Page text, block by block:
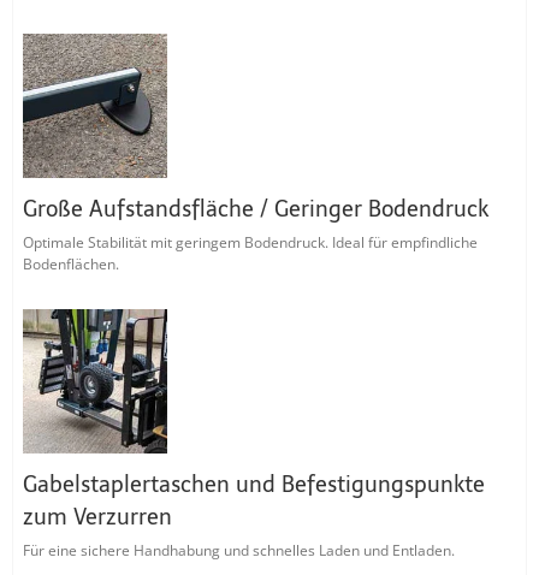
Große Aufstandsfläche / Geringer Bodendruck
Optimale Stabilität mit geringem Bodendruck. Ideal für empfindliche
Bodenflächen.
Gabelstaplertaschen und Befestigungspunkte
zum Verzurren
Für eine sichere Handhabung und schnelles Laden und Entladen.